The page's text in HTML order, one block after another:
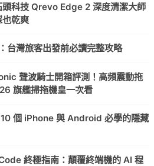
頭科技 Qrevo Edge 2 深度清潔大師
也乾爽
台灣旅客出發前必讀完整攻略
聲波騎士開箱評測！高頻震動拖
旗艦掃拖機皇一次看
個 iPhone 與 Android 必學的隱藏
終極指南：顛覆終端機的 AI 程